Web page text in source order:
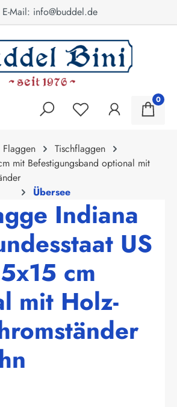
E-Mail: info@buddel.de
0
Flaggen
Tischflaggen
mit Befestigungsband optional mit
Übersee
Indiana
US
cm
mit Holz-